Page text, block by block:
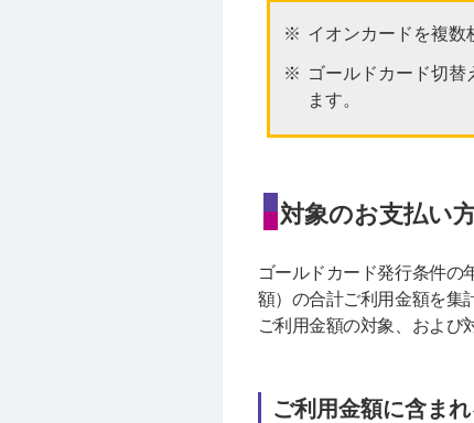
イオンカードを複数
ゴールドカード切替
ます。
対象のお支払い
ゴールドカード発行条件の
額）の合計ご利用金額を集
ご利用金額の対象、および
ご利用金額に含ま